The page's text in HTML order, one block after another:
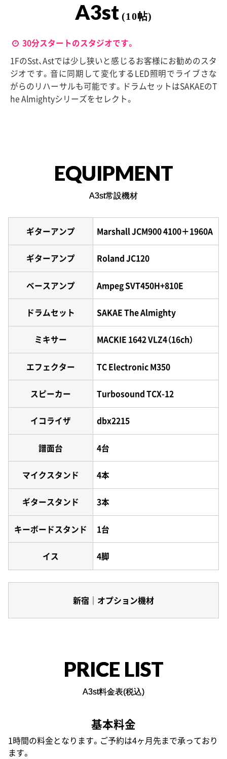
A3st (10帖)
30分スタートのスタジオです。
1FのSst、Astでは少し狭いと感じるお客様にお勧めのスタ
ジオです。音に同期して変化するLED照明でライブさな
がらのリハーサルも可能です。ドラムセットはSAKAEのT
he Almightyシリーズをセレクト。
EQUIPMENT
A3st常設機材
ギターアンプ Marshall JCM900 4100＋1960A
ギターアンプ Roland JC120
ベースアンプ Ampeg SVT450H+810E
ドラムセット SAKAE The Almighty
ミキサー MACKIE 1642 VLZ4（16ch）
エフェクター TC Electronic M350
スピーカー Turbosound TCX-12
イコライザ dbx2215
譜面台 4台
マイクスタンド 4本
ギタースタンド 3本
キーボードスタンド 1台
イス 4脚
新宿｜オプション機材
PRICE LIST
A3st料金表(税込)
基本料金
1時間の料金となります。ご予約は4ヶ月先まで承っており
ます。